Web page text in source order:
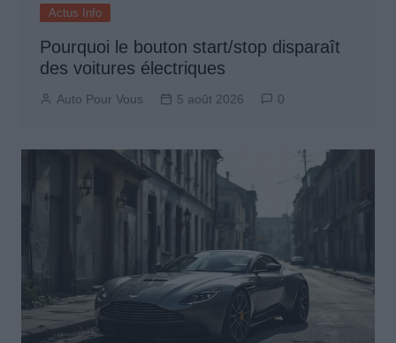
Actus Info
Pourquoi le bouton start/stop disparaît
des voitures électriques
Auto Pour Vous 5 août 2026 0